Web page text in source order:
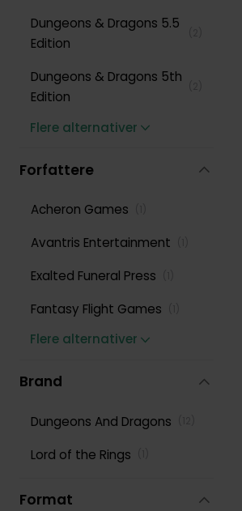
Dungeons & Dragons 5.5
Edition
Dungeons & Dragons 5th
Edition
Flere alternativer
Forfattere
Acheron Games
Avantris Entertainment
Exalted Funeral Press
Fantasy Flight Games
Flere alternativer
Brand
Dungeons And Dragons
Lord of the Rings
Format